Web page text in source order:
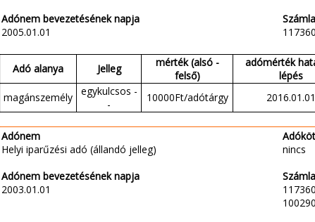
Adónem bevezetésének napja
2005.01.01
Adó alanya Jelleg
mérték (alsó -
felső)
adómérték
lépés
magánszemély
egykulcsos -
-
10000Ft/adótárgy 2016.01.01
Adónem
Helyi iparűzési adó (állandó jelleg)
Adónem bevezetésének napja
2003.01.01
nincs